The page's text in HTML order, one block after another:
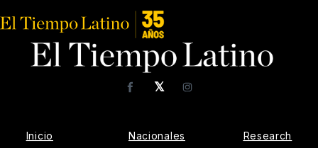
𝕏
FacebookInstagram
Inicio Nacionales Research